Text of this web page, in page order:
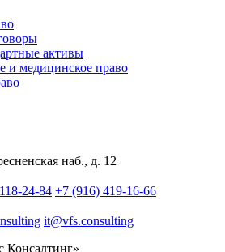
активы
и медицинское право
наб., д. 12
24-84 +7 (916) 419-16-66
it@vfs.consulting